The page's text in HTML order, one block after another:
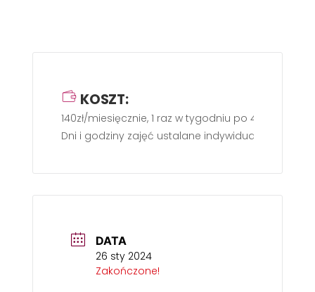
KOSZT:
140zł/miesięcznie, 1 raz w tygodniu po 45 min.
Dni i godziny zajęć ustalane indywidualnie
DATA
26 sty 2024
Zakończone!